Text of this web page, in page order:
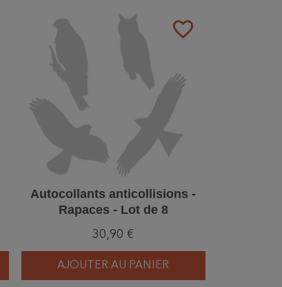
favorite_border
Autocollants anticollisions -
Rapaces - Lot de 8
30,90 €
AJOUTER AU PANIER